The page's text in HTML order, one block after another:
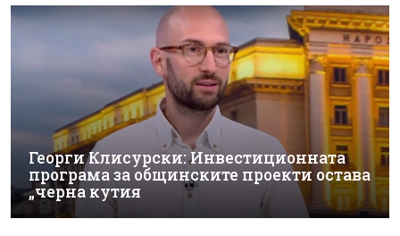
Георги Клисурски: Инвестиционната
програма за общинските проекти остава
„черна кутия